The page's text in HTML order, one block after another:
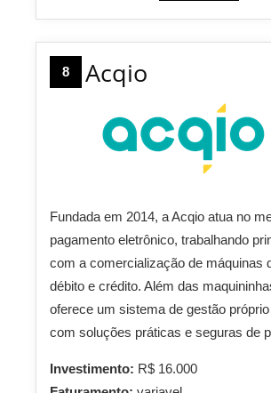
8 Acqio
Fundada em 2014, a Acqio atua no
pagamento eletrônico, trabalhando
com a comercialização de máquinas
débito e crédito. Além das
oferece um sistema de gestão
com soluções práticas e seguras de
Investimento: R$ 16.000